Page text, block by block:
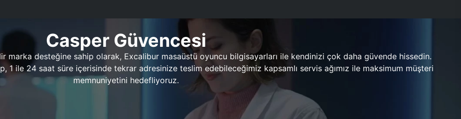
Casper Güvencesi
marka desteğine sahip olarak, Excalibur masaüstü oyuncu bilgisayarları ile kendinizi çok daha güvende hissedin.
1 ile 24 saat süre içerisinde tekrar adresinize teslim edebileceğimiz kapsamlı servis ağımız ile maksimum müşteri
memnuniyetini hedefliyoruz.